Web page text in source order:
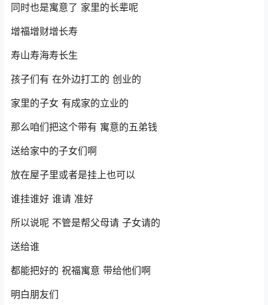
同时也是寓意了 家里的长辈呢
增福增财增长寿
寿山寿海寿长生
孩子们有 在外边打工的 创业的
家里的子女 有成家的立业的
那么咱们把这个带有 寓意的五弟钱
送给家中的子女们啊
放在屋子里或者是挂上也可以
谁挂谁好 谁请 准好
所以说呢 不管是帮父母请 子女请的
送给谁
都能把好的 祝福寓意 带给他们啊
明白朋友们